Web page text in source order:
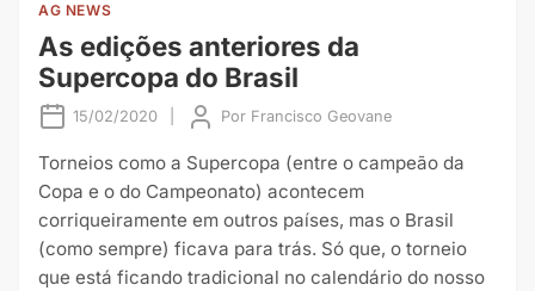
AG NEWS
As edições anteriores da
Supercopa do Brasil
15/02/2020 Por Francisco Geovane
Torneios como a Supercopa (entre o campeão da
Copa e o do Campeonato) acontecem
corriqueiramente em outros países, mas o Brasil
(como sempre) ficava para trás. Só que, o torneio
que está ficando tradicional no calendário do nosso